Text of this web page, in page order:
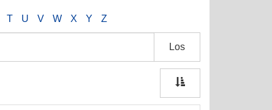
T U V W X Y Z
Los